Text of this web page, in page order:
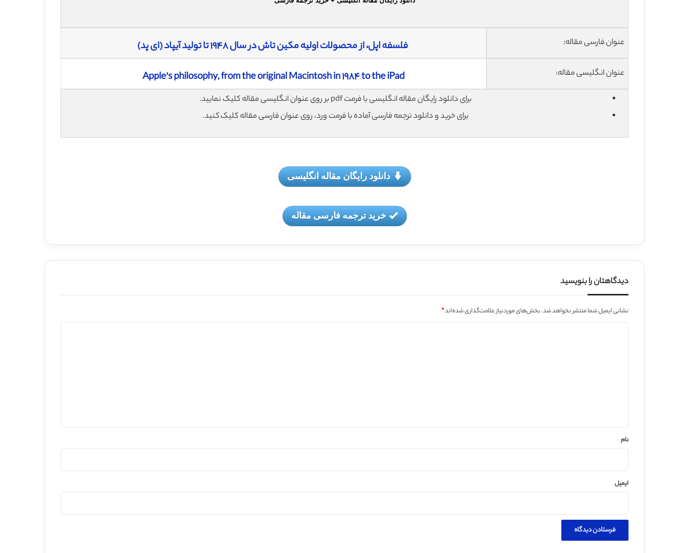
عنوان فارسی مقاله: فلسفه اپل، از محصولات اولیه مکین تاش در سال ١٩۴٨ تا تولید آیپاد (ای پد)
عنوان انگلیسی مقاله: Apple’s philosophy, from the original Macintosh in ١٩٨۴ to the iPad
برای دانلود رایگان مقاله انگلیسی با فرمت pdf بر روی عنوان انگلیسی مقاله کلیک نمایید.
برای خرید و دانلود ترجمه فارسی آماده با فرمت ورد، روی عنوان فارسی مقاله کلیک کنید.
دانلود رایگان مقاله انگلیسی
خرید ترجمه فارسی مقاله
دیدگاهتان را بنویسید
نشانی ایمیل شما منتشر نخواهد شد.بخش‌های موردنیاز علامت‌گذاری شده‌اند*
نام
ایمیل